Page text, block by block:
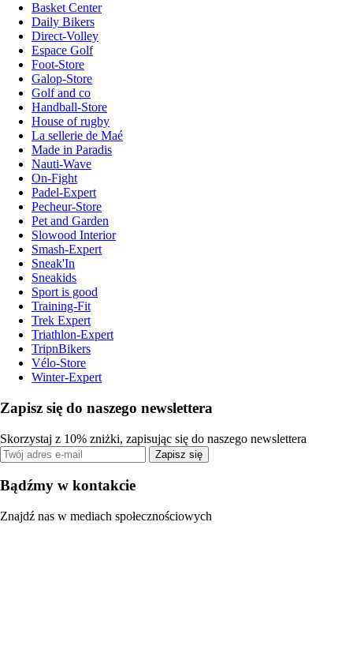
Basket Center
Daily Bikers
Direct-Volley
Espace Golf
Foot-Store
Galop-Store
Golf and co
Handball-Store
House of rugby
La sellerie de Maé
Made in Paradis
Nauti-Wave
On-Fight
Padel-Expert
Pecheur-Store
Pet and Garden
Slowood Interior
Smash-Expert
Sneak'In
Sneakids
Sport is good
Training-Fit
Trek Expert
Triathlon-Expert
TripnBikers
Vélo-Store
Winter-Expert
Zapisz się do naszego newslettera
Skorzystaj z 10% zniżki, zapisując się do naszego newslettera
Zapisz się
Bądźmy w kontakcie
Znajdź nas w mediach społecznościowych